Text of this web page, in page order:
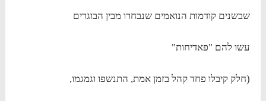
שבשנים קודמות הנואמים שנבחרו מבין הבוגרים
עשו להם "פאדיחות"
(חלק קיבלו פחד קהל בזמן אמת, התנשפו וגמגמו,